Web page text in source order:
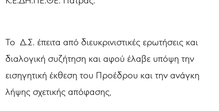
Το Δ.Σ. έπειτα από διευκρινιστικές ερωτήσεις και
διαλογική συζήτηση και αφού έλαβε υπόψη την
εισηγητική έκθεση του Προέδρου και την ανάγκη
λήψης σχετικής απόφασης,